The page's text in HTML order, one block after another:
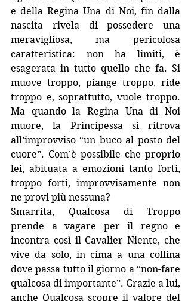
e della Regina Una di Noi, fin dalla
nascita rivela di possedere una
meravigliosa, ma pericolosa
caratteristica: non ha limiti, è
esagerata in tutto quello che fa. Si
muove troppo, piange troppo, ride
troppo e, soprattutto, vuole troppo.
Ma quando la Regina Una di Noi
muore, la Principessa si ritrova
all’improvviso “un buco al posto del
cuore”. Com’è possibile che proprio
lei, abituata a emozioni tanto forti,
troppo forti, improvvisamente non
ne provi più nessuna?
Smarrita, Qualcosa di Troppo
prende a vagare per il regno e
incontra così il Cavalier Niente, che
vive da solo, in cima a una collina
dove passa tutto il giorno a “non-fare
qualcosa di importante”. Grazie a lui,
anche Qualcosa scopre il valore del